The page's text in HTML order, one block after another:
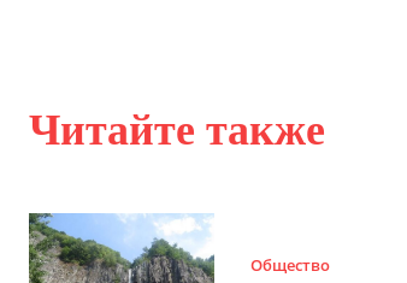
Читайте также
Общество